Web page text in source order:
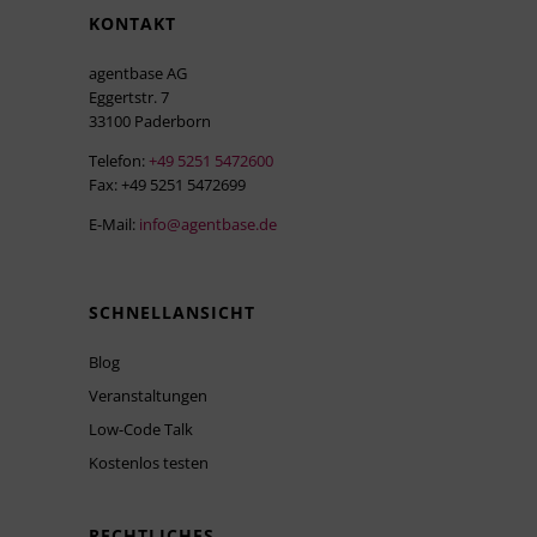
KONTAKT
agentbase AG
Eggertstr. 7
33100 Paderborn
Telefon: +49 5251 5472600
Fax: +49 5251 5472699
E-Mail: info@agentbase.de
SCHNELLANSICHT
Blog
Veranstaltungen
Low-Code Talk
Kostenlos testen